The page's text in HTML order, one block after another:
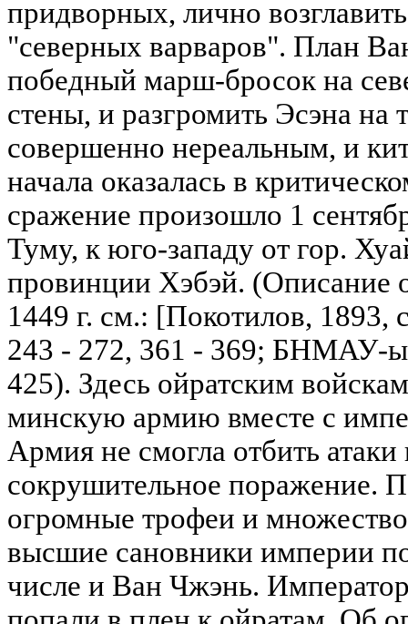
придворных, лично
"северных варваров". План
победный марш-бросок на
стены, и разгромить Эсэна
совершенно нереальным, и
начала оказалась в
сражение произошло 1
Туму, к юго-западу от гор.
провинции Хэбэй. (Описание
1449 г. см.: [Покотилов, 1893,
243 - 272, 361 - 369; БНМАУ-
425). Здесь ойратским
минскую армию вместе с
Армия не смогла отбить
сокрушительное поражение.
огромные трофеи и
высшие сановники империи
числе и Ван Чжэнь.